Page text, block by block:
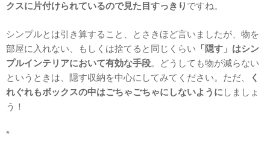
クスに片付けられているので見た目すっきり ですね。
シンプルとは引き算すること、とさきほど言いましたが、物を
部屋に入れない、もしくは捨てると同じくらい 「隠す」はシン
プルインテリアにおいて有効な手段。どうしても物が減らない
というときは、隠す収納を中心にしてみてください。ただ、
く
れぐれもボックスの中はごちゃごちゃにしないように しましょ
う！
*